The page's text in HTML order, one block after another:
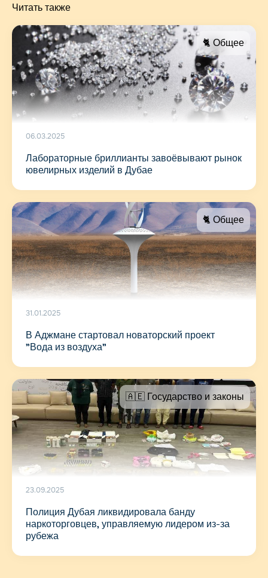
Читать также
🐈 Общее
06.03.2025
Лабораторные бриллианты завоёвывают рынок
ювелирных изделий в Дубае
🐈 Общее
31.01.2025
В Аджмане стартовал новаторский проект
"Вода из воздуха"
🇦🇪 Государство и законы
23.09.2025
Полиция Дубая ликвидировала банду
наркоторговцев, управляемую лидером из-за
рубежа